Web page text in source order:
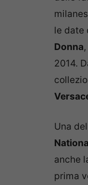
le date
Donna
2014.
Una
anche
prima